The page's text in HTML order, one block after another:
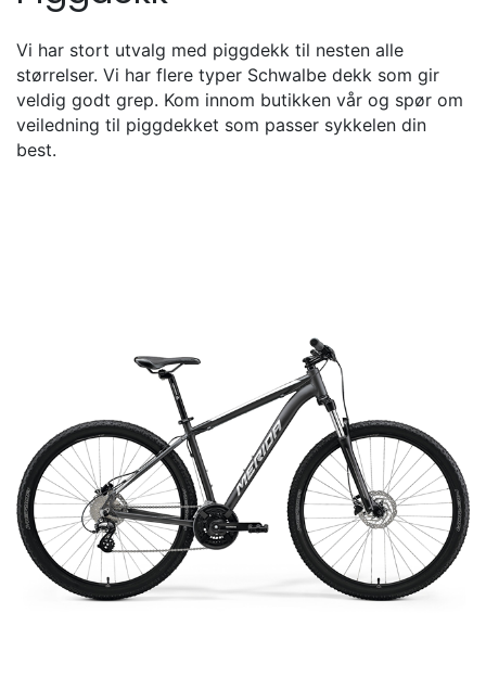
Vi har stort utvalg med piggdekk til nesten alle
størrelser. Vi har flere typer Schwalbe dekk som gir
veldig godt grep. Kom innom butikken vår og spør om
veiledning til piggdekket som passer sykkelen din
best.